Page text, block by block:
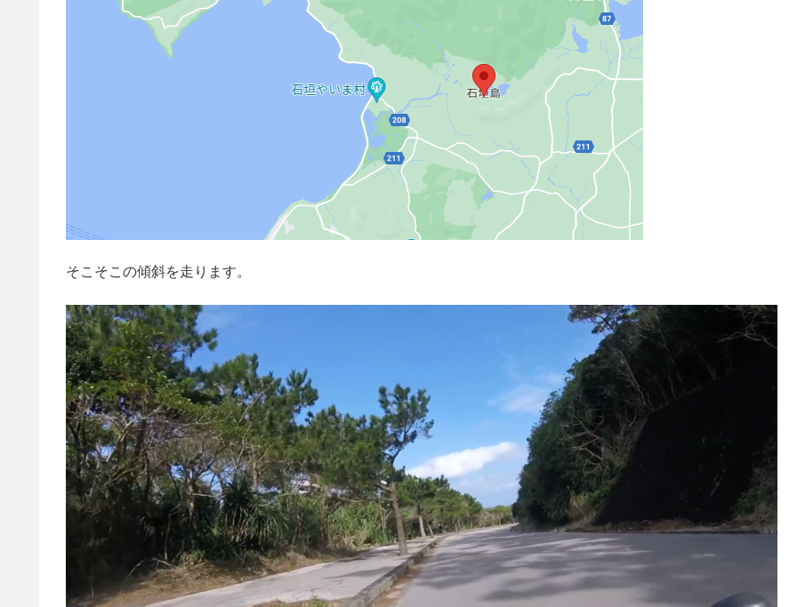
そこそこの傾斜を走ります。